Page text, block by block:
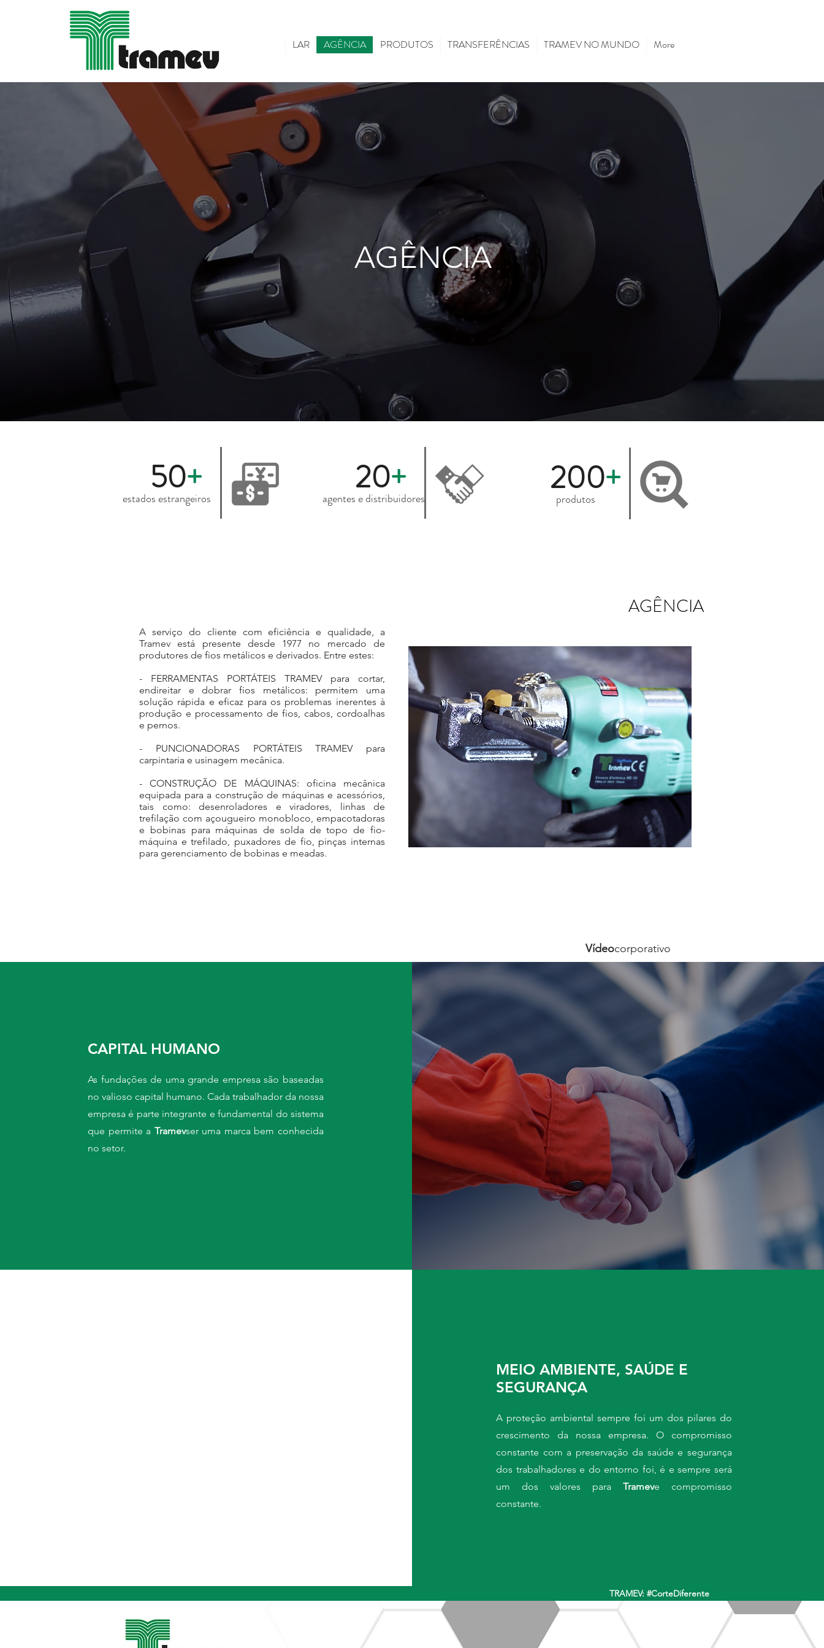
LAR AGÊNCIA PRODUTOS TRANSFERÊNCIAS TRAMEV NO MUNDO More
AGÊNCIA
50+
estados estrangeiros 20+
agentes e distribuidores 200+
produtos
AGÊNCIA
A serviço do cliente com eficiência e qualidade, a
Tramev está presente desde 1977 no mercado de
produtores de fios metálicos e derivados. Entre estes:
- FERRAMENTAS PORTÁTEIS TRAMEV para cortar,
endireitar e dobrar fios metálicos: permitem uma
solução rápida e eficaz para os problemas inerentes à
produção e processamento de fios, cabos, cordoalhas
e pernos.
- PUNCIONADORAS PORTÁTEIS TRAMEV para
carpintaria e usinagem mecânica.
- CONSTRUÇÃO DE MÁQUINAS: oficina mecânica
equipada para a construção de máquinas e acessórios,
tais como: desenroladores e viradores, linhas de
trefilação com açougueiro monobloco, empacotadoras
e bobinas para máquinas de solda de topo de fio-
máquina e trefilado, puxadores de fio, pinças internas
para gerenciamento de bobinas e meadas.
Vídeocorporativo
CAPITAL HUMANO
As fundações de uma grande empresa são baseadas
no valioso capital humano. Cada trabalhador da nossa
empresa é parte integrante e fundamental do sistema
que permite a Tramevser uma marca bem conhecida
no setor.
MEIO AMBIENTE, SAÚDE E
SEGURANÇA
A proteção ambiental sempre foi um dos pilares do
crescimento da nossa empresa. O compromisso
constante com a preservação da saúde e segurança
dos trabalhadores e do entorno foi, é e sempre será
um dos valores para Trameve compromisso
constante.
TRAMEV: #CorteDiferente